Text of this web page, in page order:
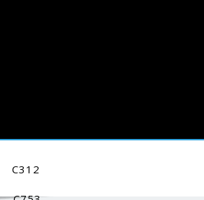
C312